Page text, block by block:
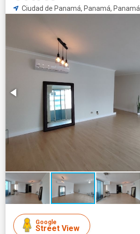
Ciudad de Panamá, Panamá, Panamá
Google
Street View